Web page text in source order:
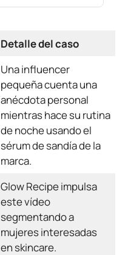
Detalle del caso
Una influencer
pequeña cuenta una
anécdota personal
mientras hace su rutina
de noche usando el
sérum de sandía de la
marca.
Glow Recipe impulsa
este vídeo
segmentando a
mujeres interesadas
en skincare.